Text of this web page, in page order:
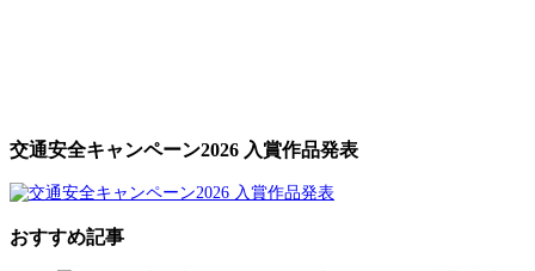
交通安全キャンペーン2026 入賞作品発表
おすすめ記事